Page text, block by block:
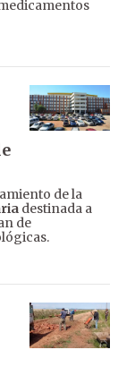
de la
destinada a
de